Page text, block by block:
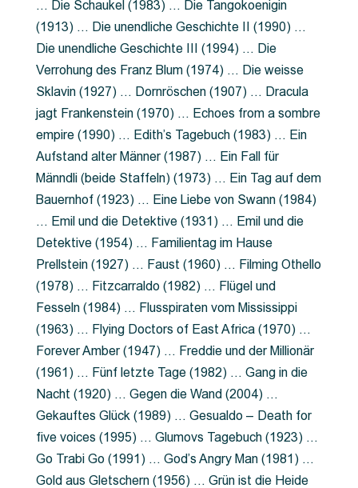
… Die Schaukel (1983) … Die Tangokoenigin
(1913) … Die unendliche Geschichte II (1990) …
Die unendliche Geschichte III (1994) … Die
Verrohung des Franz Blum (1974) … Die weisse
Sklavin (1927) … Dornröschen (1907) … Dracula
jagt Frankenstein (1970) … Echoes from a sombre
empire (1990) … Edith’s Tagebuch (1983) … Ein
Aufstand alter Männer (1987) … Ein Fall für
Männdli (beide Staffeln) (1973) … Ein Tag auf dem
Bauernhof (1923) … Eine Liebe von Swann (1984)
… Emil und die Detektive (1931) … Emil und die
Detektive (1954) … Familientag im Hause
Prellstein (1927) … Faust (1960) … Filming Othello
(1978) … Fitzcarraldo (1982) … Flügel und
Fesseln (1984) … Flusspiraten vom Mississippi
(1963) … Flying Doctors of East Africa (1970) …
Forever Amber (1947) … Freddie und der Millionär
(1961) … Fünf letzte Tage (1982) … Gang in die
Nacht (1920) … Gegen die Wand (2004) …
Gekauftes Glück (1989) … Gesualdo – Death for
five voices (1995) … Glumovs Tagebuch (1923) …
Go Trabi Go (1991) … God’s Angry Man (1981) …
Gold aus Gletschern (1956) … Grün ist die Heide